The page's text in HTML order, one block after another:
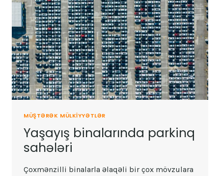
MÜŞTƏRƏK MÜLKIYYƏTLƏR
Yaşayış binalarında parkinq
sahələri
Çoxmənzilli binalarla əlaqəli bir çox mövzulara